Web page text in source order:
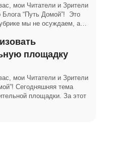
мои Читатели и Зрители
Блога “Путь Домой”! Это
мы не осуждаем, а…
площадку
мои Читатели и Зрители
Сегодняшняя тема
площадки. За этот